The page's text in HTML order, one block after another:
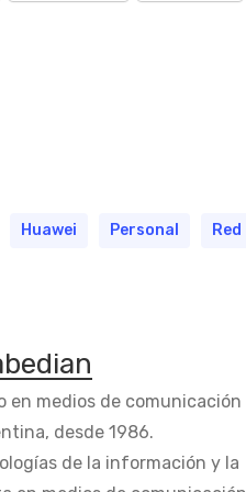
Huawei Personal Red
en medios de comunicación
desde 1986.
de la información y la